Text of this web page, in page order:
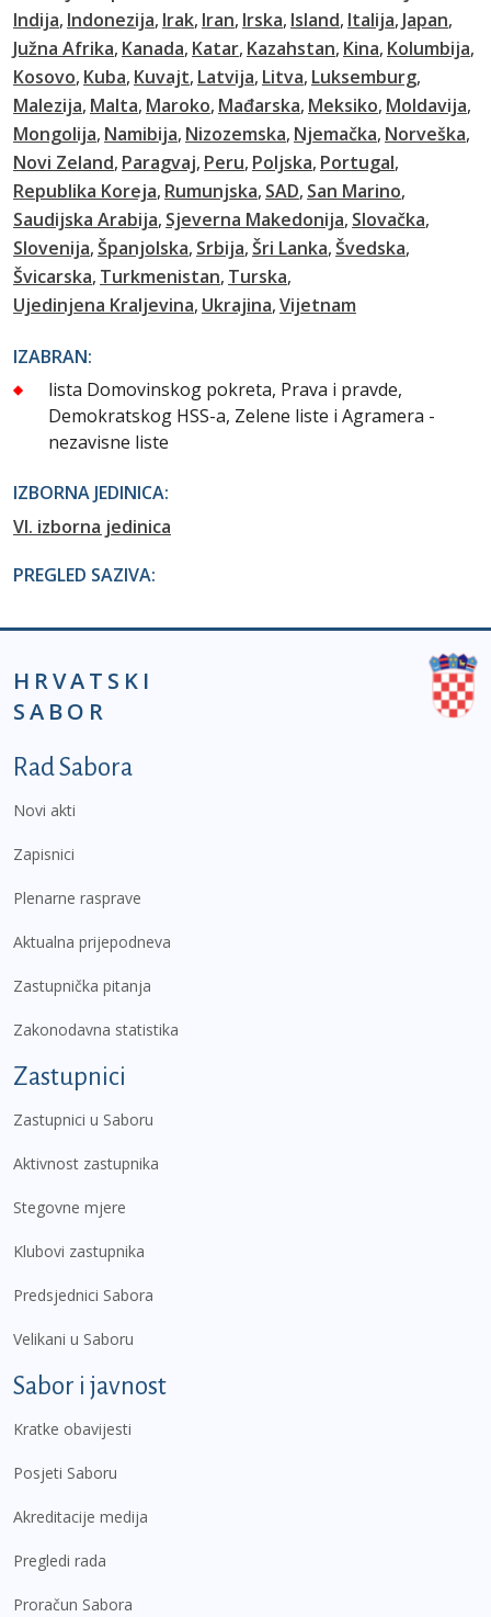
Indija Indonezija Irak Iran Irska Island Italija Japan
Južna Afrika Kanada Katar Kazahstan Kina Kolumbija
Kosovo Kuba Kuvajt Latvija Litva Luksemburg
Malezija Malta Maroko Mađarska Meksiko Moldavija
Mongolija Namibija Nizozemska Njemačka Norveška
Novi Zeland Paragvaj Peru Poljska Portugal
Republika Koreja Rumunjska SAD San Marino
Saudijska Arabija Sjeverna Makedonija Slovačka
Slovenija Španjolska Srbija Šri Lanka Švedska
Švicarska Turkmenistan Turska
Ujedinjena Kraljevina Ukrajina Vijetnam
IZABRAN:
lista Domovinskog pokreta, Prava i pravde,
Demokratskog HSS-a, Zelene liste i Agramera -
nezavisne liste
IZBORNA JEDINICA:
VI. izborna jedinica
PREGLED SAZIVA:
HRVATSKI
SABOR
Podnožje prvi izbornik
Rad Sabora
Novi akti
Zapisnici
Plenarne rasprave
Aktualna prijepodneva
Zastupnička pitanja
Zakonodavna statistika
Zastupnici
Zastupnici u Saboru
Aktivnost zastupnika
Stegovne mjere
Klubovi zastupnika
Predsjednici Sabora
Velikani u Saboru
Sabor i javnost
Kratke obavijesti
Posjeti Saboru
Akreditacije medija
Pregledi rada
Proračun Sabora